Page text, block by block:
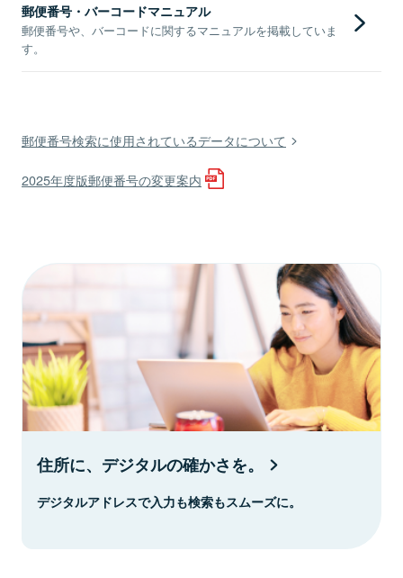
郵便番号・バーコードマニュアル
郵便番号や、バーコードに関するマニュアルを掲載していま
す。
郵便番号検索に使用されているデータについて
2025年度版郵便番号の変更案内
住所に、デジタルの確かさを。
デジタルアドレスで入力も検索もスムーズに。